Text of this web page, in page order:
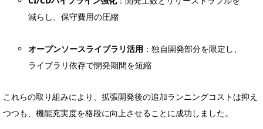
減らし、保守費用の圧縮
オープンソースライブラリ活用 ：独自開発部分を限定し、
ライブラリ依存で開発期間を短縮
これらの取り組みにより、拡張開発後の追加ランニングコストは抑え
つつも、機能充実度を格段に向上させることに成功しました。